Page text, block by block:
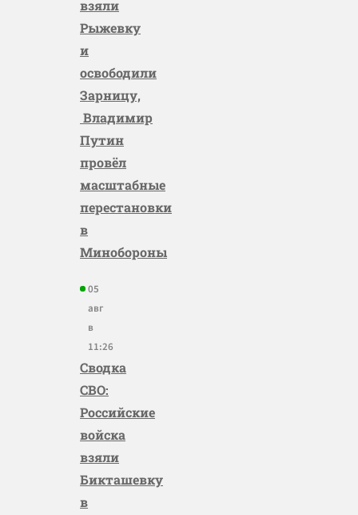
взяли
Рыжевку
и
освободили
Зарницу,
Владимир
Путин
провёл
масштабные
перестановки
в
Минобороны
05
авг
в
11:26
Сводка
СВО:
Российские
войска
взяли
Бикташевку
в